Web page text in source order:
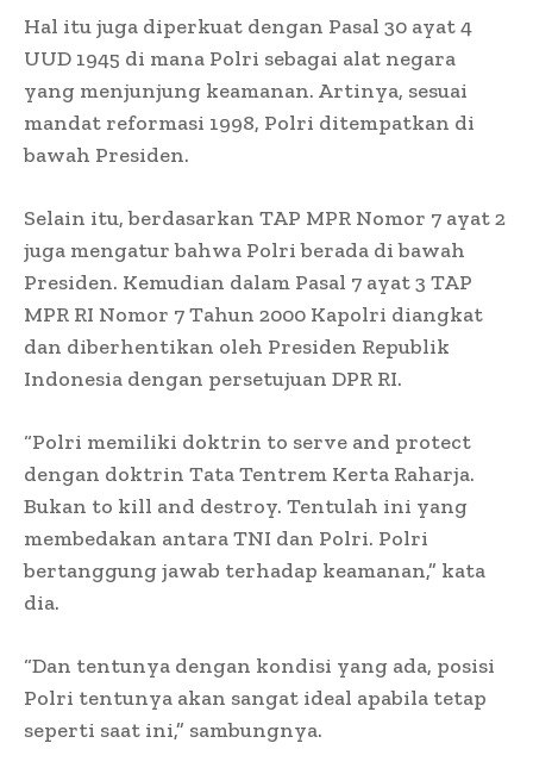
Hal itu juga diperkuat dengan Pasal 30 ayat 4
UUD 1945 di mana Polri sebagai alat negara
yang menjunjung keamanan. Artinya, sesuai
mandat reformasi 1998, Polri ditempatkan di
bawah Presiden.
Selain itu, berdasarkan TAP MPR Nomor 7 ayat 2
juga mengatur bahwa Polri berada di bawah
Presiden. Kemudian dalam Pasal 7 ayat 3 TAP
MPR RI Nomor 7 Tahun 2000 Kapolri diangkat
dan diberhentikan oleh Presiden Republik
Indonesia dengan persetujuan DPR RI.
“Polri memiliki doktrin to serve and protect
dengan doktrin Tata Tentrem Kerta Raharja.
Bukan to kill and destroy. Tentulah ini yang
membedakan antara TNI dan Polri. Polri
bertanggung jawab terhadap keamanan,” kata
dia.
“Dan tentunya dengan kondisi yang ada, posisi
Polri tentunya akan sangat ideal apabila tetap
seperti saat ini,” sambungnya.